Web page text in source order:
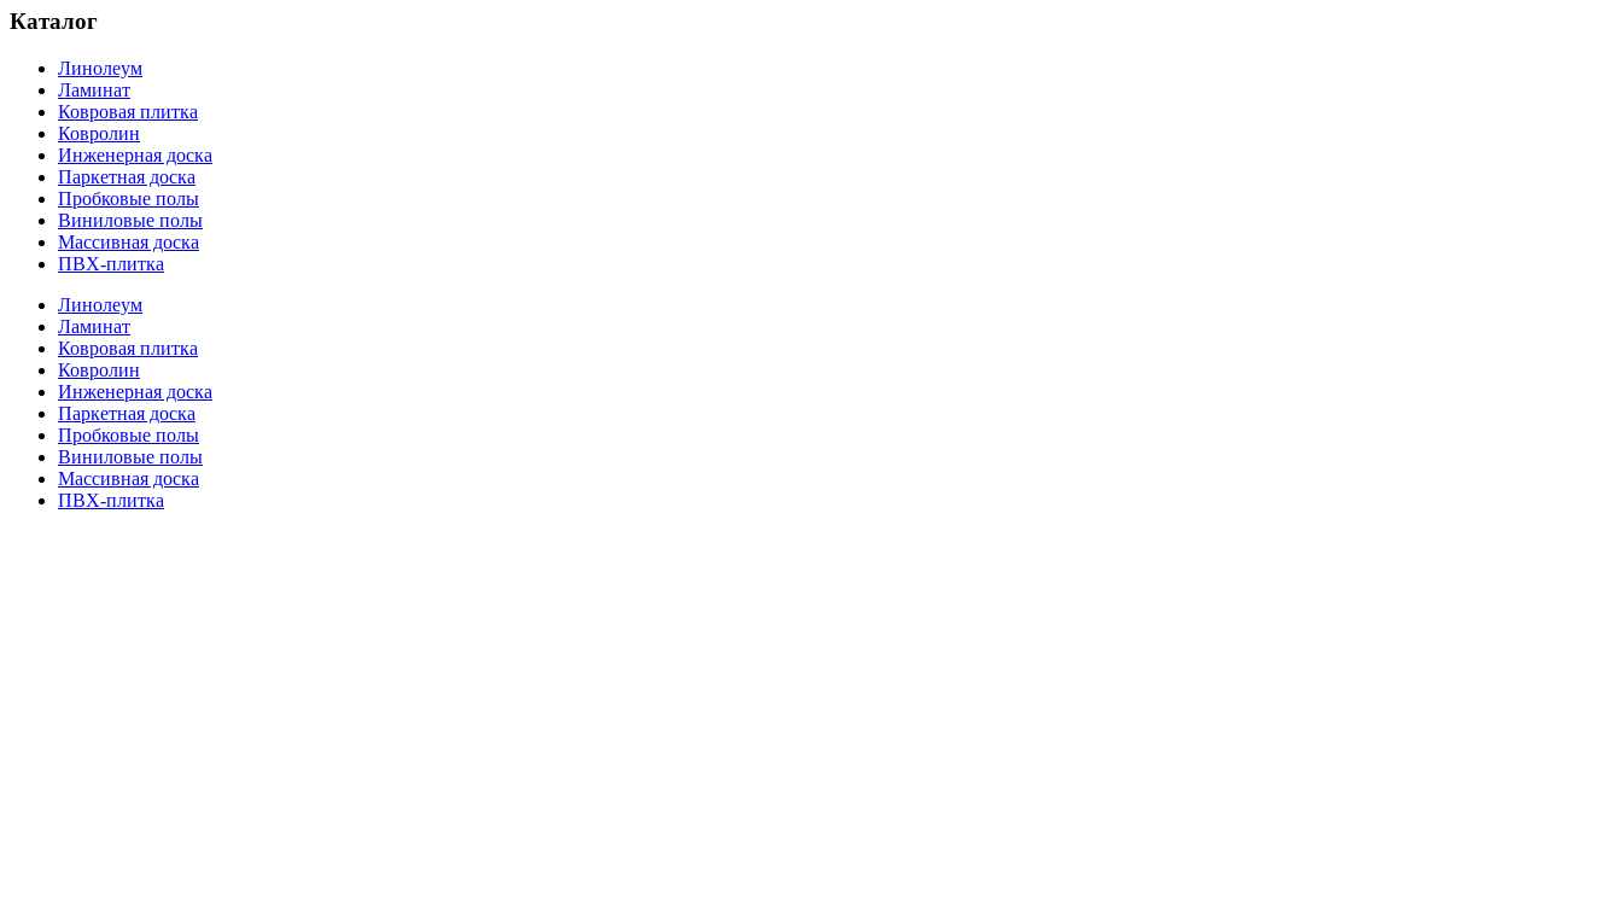
Каталог
Линолеум
Ламинат
Ковровая плитка
Ковролин
Инженерная доска
Паркетная доска
Пробковые полы
Виниловые полы
Массивная доска
ПВХ-плитка
Линолеум
Ламинат
Ковровая плитка
Ковролин
Инженерная доска
Паркетная доска
Пробковые полы
Виниловые полы
Массивная доска
ПВХ-плитка